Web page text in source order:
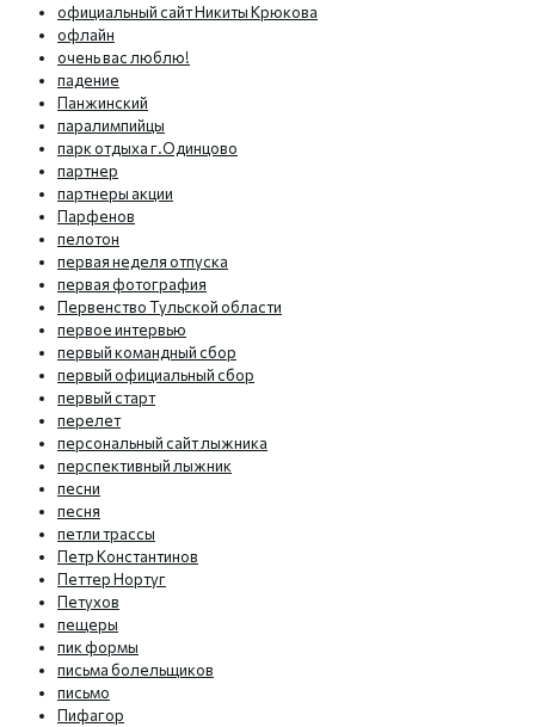
официальный сайт Никиты Крюкова
офлайн
очень вас люблю!
падение
Панжинский
паралимпийцы
парк отдыха г.Одинцово
партнер
партнеры акции
Парфенов
пелотон
первая неделя отпуска
первая фотография
Первенство Тульской области
первое интервью
первый командный сбор
первый официальный сбор
первый старт
перелет
персональный сайт лыжника
перспективный лыжник
песни
песня
петли трассы
Петр Константинов
Петтер Нортуг
Петухов
пещеры
пик формы
письма болельщиков
письмо
Пифагор